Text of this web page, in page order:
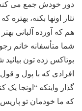
دور خودش جمع می
نثار اونها بکنه،
هم که آورده آلبانی
شما متأسفانه خانم
بوتاکس زده تون
افرادی که با پول و
گذار واینکه “اونجا
که ما خودمان تو پاریس